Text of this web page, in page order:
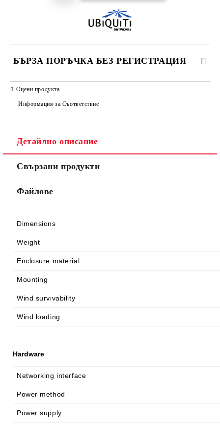
БЪРЗА ПОРЪЧКА БЕЗ РЕГИСТРАЦИЯ
Ние ще се свържем с вас в рамките на работния ден.
Оцени продукта
Информация за Съответствие
Детайлно описание
Свързани продукти
Файлове
Dimensions
Weight
Enclosure material
Mounting
Wind survivability
Wind loading
Hardware
Networking interface
Power method
Power supply